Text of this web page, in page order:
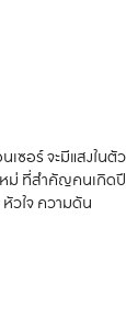
ซอร์ จะมีแสงในตัว
หม่ ที่สำคัญคนเกิดปี
หัวใจ ความดัน